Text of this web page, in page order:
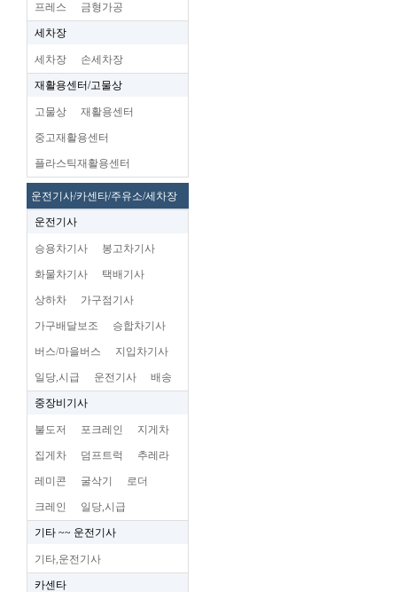
프레스 금형가공
세차장
세차장 손세차장
재활용센터/고물상
고물상 재활용센터
중고재활용센터
플라스틱재활용센터
운전기사/카센타/주유소/세차장
운전기사
승용차기사 봉고차기사
화물차기사 택배기사
상하차 가구점기사
가구배달보조 승합차기사
버스/마을버스 지입차기사
일당,시급 운전기사 배송
중장비기사
불도저 포크레인 지게차
집게차 덤프트럭 추레라
레미콘 굴삭기 로더
크레인 일당,시급
기타 ~~ 운전기사
기타,운전기사
카센타